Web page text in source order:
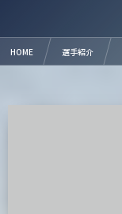
HOME 選手紹介